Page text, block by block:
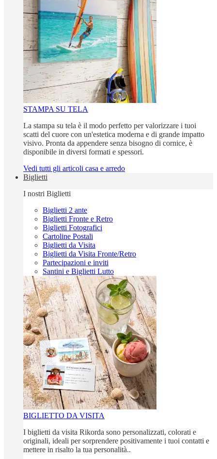
STAMPA SU TELA
La stampa su tela è il modo perfetto per valorizzare i tuoi
scatti del cuore con un'estetica moderna e di grande impatto
visivo. Pronta da appendere senza bisogno di cornice, è
disponibile in diversi formati e spessori.
Vedi tutti gli articoli casa e arredo
Biglietti
I nostri Biglietti
Biglietti 2 ante
Biglietti Fronte e Retro
Biglietti Fotografici
Cartoline Postali
Biglietti da Visita
Biglietti da Visita Fronte/Retro
Partecipazioni e inviti
Santini e Biglietti Lutto
BIGLIETTO DA VISITA
I biglietti da visita Rikorda sono personalizzati, colorati e
originali, ideali per sorprendere positivamente i tuoi contatti e
mettere in risalto la tua personalità..